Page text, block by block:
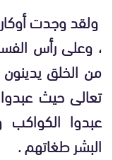
ولقد وجدت
، وعلى رأس
من الخلق يدينون
تعالى حيث
عبدوا الكواكب
البشر طغاتهم .